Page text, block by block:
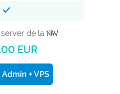
de laNAV
EUR
+ VPS